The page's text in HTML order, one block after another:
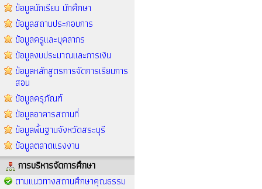
ข้อมูลนักเรียน นักศึกษา
ข้อมูลสถานประกอบการ
ข้อมูลครูและบุคลากร
ข้อมูลงบประมาณและการเงิน
ข้อมูลหลักสูตรการจัดการเรียนการ
สอน
ข้อมูลครุภัณฑ์
ข้อมูลอาคารสถานที่
ข้อมูลพื้นฐานจังหวัดสระบุรี
ข้อมูลตลาดแรงงาน
การบริหารจัดการศึกษา
ตามแนวทางสถานศึกษาคุณธรรม